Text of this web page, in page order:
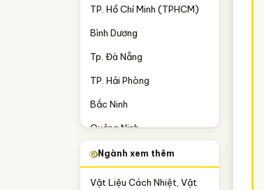
TP. Hồ Chí Minh (TPHCM)
Bình Dương
Tp. Đà Nẵng
TP. Hải Phòng
Bắc Ninh
Quảng Ninh
Thái Bình
Ngành xem thêm
Vật Liệu Cách Nhiệt, Vật